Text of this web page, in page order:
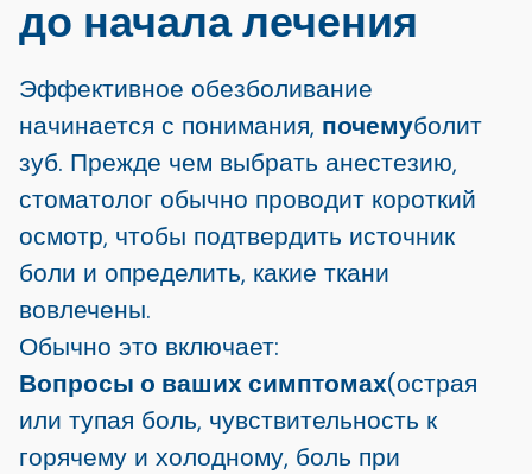
до начала лечения
Эффективное обезболивание
начинается с понимания, почемуболит
зуб. Прежде чем выбрать анестезию,
стоматолог обычно проводит короткий
осмотр, чтобы подтвердить источник
боли и определить, какие ткани
вовлечены.
Обычно это включает:
Вопросы о ваших симптомах(острая
или тупая боль, чувствительность к
горячему и холодному, боль при